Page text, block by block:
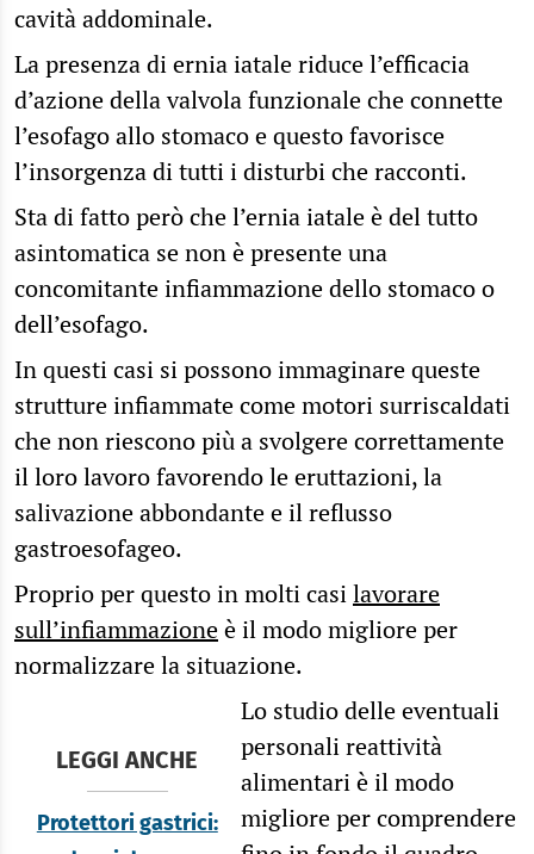
cavità addominale.
La presenza di ernia iatale riduce l’efficacia
d’azione della valvola funzionale che connette
l’esofago allo stomaco e questo favorisce
l’insorgenza di tutti i disturbi che racconti.
Sta di fatto però che l’ernia iatale è del tutto
asintomatica se non è presente una
concomitante infiammazione dello stomaco o
dell’esofago.
In questi casi si possono immaginare queste
strutture infiammate come motori surriscaldati
che non riescono più a svolgere correttamente
il loro lavoro favorendo le eruttazioni, la
salivazione abbondante e il reflusso
gastroesofageo.
Proprio per questo in molti casilavorare
sull’infiammazioneè il modo migliore per
normalizzare la situazione.
LEGGI ANCHE
Protettori gastrici:
Lo studio delle eventuali
personali reattività
alimentari è il modo
migliore per comprendere